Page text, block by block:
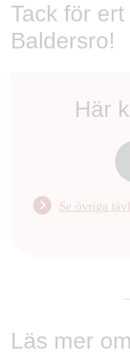
Tack för
Baldersro!
Här
Se övriga
Läs mer